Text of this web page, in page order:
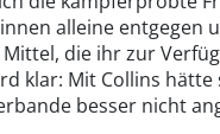
alleine entgegen
die ihr zur
klar: Mit Collins hätte
besser nicht